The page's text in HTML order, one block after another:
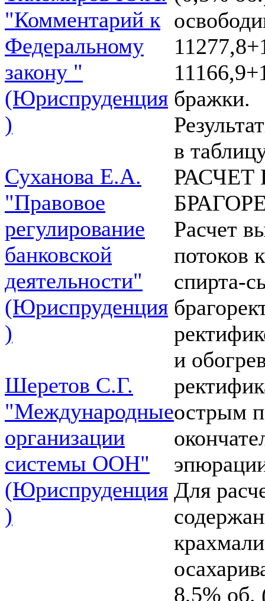
"Комментарий к
Федеральному
закону "
(Юриспруденция
)
Суханова Е.А.
"Правовое
регулирование
банковской
деятельности"
(Юриспруденция
)
Шеретов С.Г.
"Международные
организации
системы ООН"
(Юриспруденция
)
бражки.
в
Расчет
потоков
спирта-
и
острым
Для
8,5% об.